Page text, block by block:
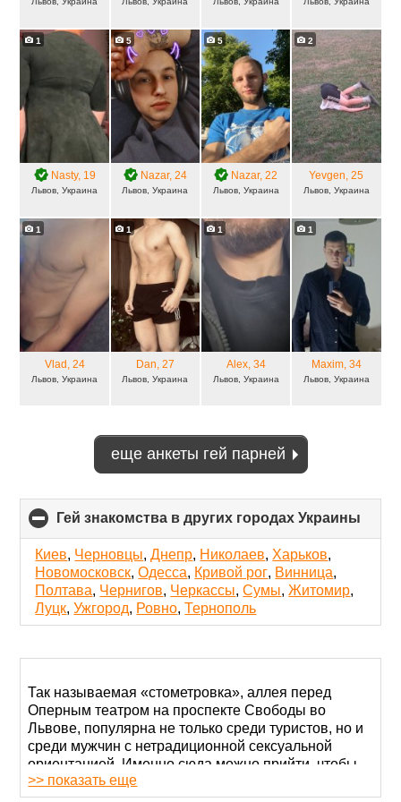
1
Nasty, 19
Львов, Украина
5
Nazar, 24
Львов, Украина
5
Nazar, 22
Львов, Украина
2
Yevgen, 25
Львов, Украина
1
Vlad , 24
Львов, Украина
1
Dan, 27
Львов, Украина
1
Alex, 34
Львов, Украина
1
Maxim, 34
Львов, Украина
еще анкеты гей парней
Гей знакомства в других городах Украины
to
Киев, Черновцы,Днепр, Николаев, Харьков,
Новомосковск,Одесса, Кривой рог, Винница,
Полтава, Чернигов, Черкассы,Сумы,Житомир,
Луцк,Ужгород, Ровно,Тернополь
Так называемая «стометровка», аллея перед
Оперным театром на проспекте Свободы во
Львове, популярна не только среди туристов, но и
среди мужчин с нетрадиционной сексуальной
ориентацией. Именно сюда можно прийти, чтобы
познакомиться с парнем, который не против
>> показать еще